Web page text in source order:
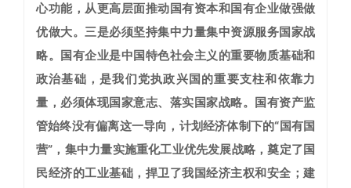
心功能，从更高层面推动国有资本和国有企业做强做
优做大。 三是必须坚持集中力量集中资源服务国家战
略。
国有企业是中国特色社会主义的重要物质基础和
政治基础，是我们党执政兴国的重要支柱和依靠力
量，必须体现国家意志、落实国家战略。国有资产监
管始终没有偏离这一导向，计划经济体制下的“国有国
营”，集中力量实施重化工业优先发展战略，奠定了国
民经济的工业基础，捍卫了我国经济主权和安全；建